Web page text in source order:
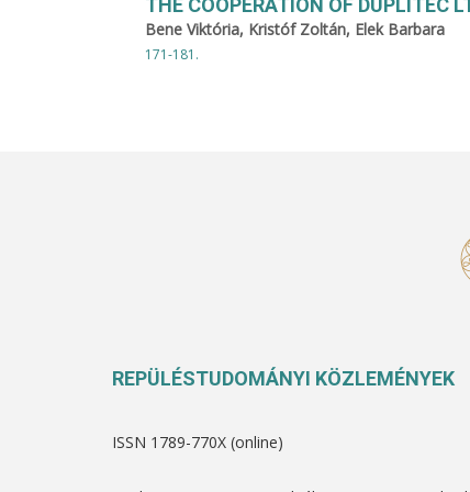
THE COOPERATION OF DUPLITEC
Bene Viktória, Kristóf Zoltán, Elek Barbara
171-181.
REPÜLÉSTUDOMÁNYI KÖZLEMÉNYEK
ISSN 1789-770X (online)